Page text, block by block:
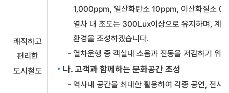
쾌적하고
편리한
도시철도
1,000ppm, 일산화탄소 10ppm, 이산화질소
열차 내 조도는 300Lux이상으로 유지하며,
환경을 조성하겠습니다.
열차운행 중 객실내 소음과 진동을 저감하기 위
나. 고객과 함께하는 문화공간 조성
역사내 공간을 최대한 활용하여 각종 공연, 전시